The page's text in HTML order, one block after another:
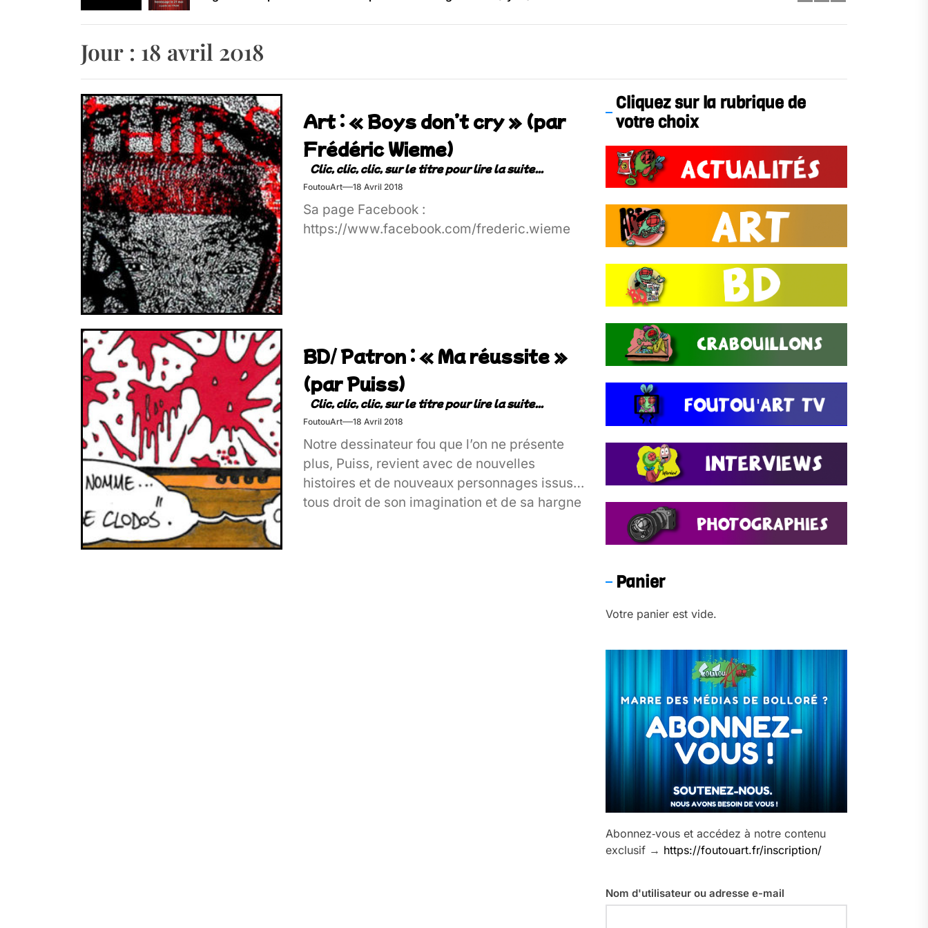
Retrouvez-nous au Bos’Tock Festival – Samedi 18 juillet (Vaulx-en-Velin)
Jour : 18 avril 2018
Art : « Boys don’t cry » (par
Frédéric Wieme)
FoutouArt 18 Avril 2018
Sa page Facebook :
https://www.facebook.com/frederic.wieme
BD/ Patron : « Ma réussite »
(par Puiss)
FoutouArt 18 Avril 2018
Notre dessinateur fou que l’on ne présente
plus, Puiss, revient avec de nouvelles
histoires et de nouveaux personnages issus
tous droit de son imagination et de sa hargne
Cliquez sur la rubrique de
votre choix
Panier
Votre panier est vide.
Abonnez‑vous et accédez à notre contenu
exclusif → https://foutouart.fr/inscription/
Nom d'utilisateur ou adresse e-mail